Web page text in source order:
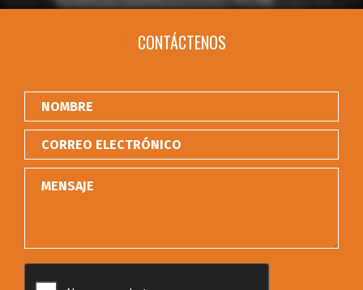
CONTÁCTENOS